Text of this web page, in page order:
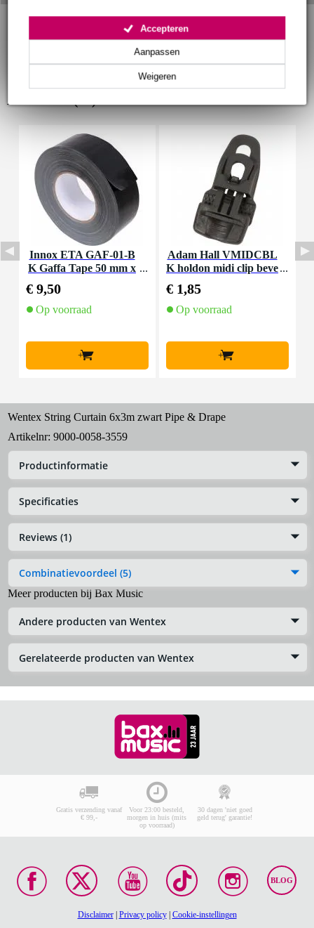
Weigeren
Aanpassen
Accepteren
Accessoires (13)
Innox ETA GAF-01-B
K Gaffa Tape 50 mm x
€ 9,50
Op voorraad
+
Adam Hall VMIDCBL
K holdon midi clip beve
€ 1,85
Op voorraad
+
Wentex String Curtain 6x3m zwart Pipe & Drape
Artikelnr: 9000-0058-3559
Productinformatie
Specificaties
Reviews (1)
Combinatievoordeel (5)
Meer producten bij Bax Music
Andere producten van Wentex
Gerelateerde producten van Wentex
Gratis verzending vanaf
€ 99,-
Voor 23:00 besteld,
morgen in huis (mits
op voorraad)
30 dagen 'niet goed
geld terug' garantie!
BLOG
Disclaimer| Privacy policy| Cookie-instellingen